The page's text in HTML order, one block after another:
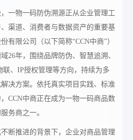
一物一码防伪溯源正从企业管理工
渠道、消费者与数据资产的重要基
有限公司（以下简称“CCN中商”）
26年，围绕品牌防伪、智慧追溯、
、IP授权管理等方向，持续为多
决方案。依托真实项目实践、标准
CCN中商正在成为一物一码商品数
务商之一。
断推进的背景下，企业对商品管理